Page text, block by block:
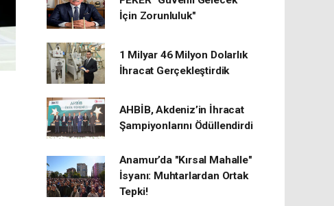
İçin Zorunluluk"
1 Milyar 46 Milyon Dolarlık
İhracat Gerçekleştirdik
AHBİB, Akdeniz’in İhracat
Şampiyonlarını Ödüllendirdi
Anamur’da "Kırsal Mahalle"
İsyanı: Muhtarlardan Ortak
Tepki!